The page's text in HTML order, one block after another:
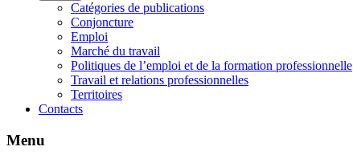
Catégories de publications
Conjoncture
Emploi
Marché du travail
Politiques de l’emploi et de la formation professionnelle
Travail et relations professionnelles
Territoires
Contacts
Menu